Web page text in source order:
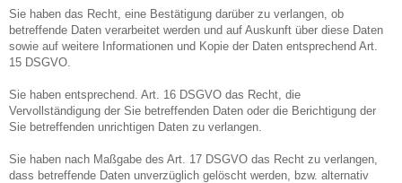
Sie haben das Recht, eine Bestätigung darüber zu verlangen, ob
betreffende Daten verarbeitet werden und auf Auskunft über diese Daten
sowie auf weitere Informationen und Kopie der Daten entsprechend Art.
15 DSGVO.
Sie haben entsprechend. Art. 16 DSGVO das Recht, die
Vervollständigung der Sie betreffenden Daten oder die Berichtigung der
Sie betreffenden unrichtigen Daten zu verlangen.
Sie haben nach Maßgabe des Art. 17 DSGVO das Recht zu verlangen,
dass betreffende Daten unverzüglich gelöscht werden, bzw. alternativ